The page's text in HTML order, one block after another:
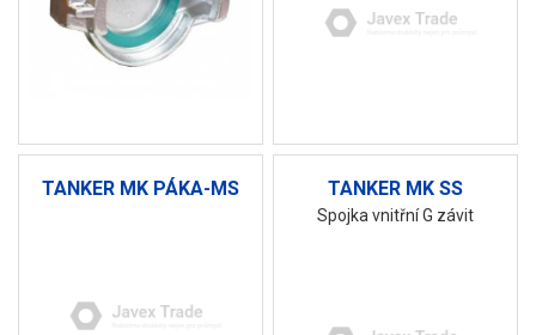
TANKER MK PÁKA-MS TANKER MK SS
Spojka vnitřní G závit